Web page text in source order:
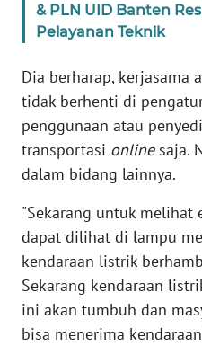
& PLN UID Banten
Pelayanan Teknik
Dia berharap, kerjasama
tidak berhenti di
penggunaan atau
transportasi onlinesaja.
dalam bidang lainnya.
"Sekarang untuk melihat
dapat dilihat di lampu
kendaraan listrik
Sekarang kendaraan
ini akan tumbuh dan
bisa menerima
WN
SULTRA
NTB
WN
SULTENG
WN
SULBAR
WN
BABEL